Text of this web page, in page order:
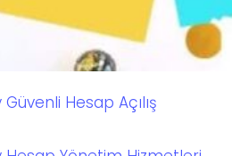
Hesap Açılış